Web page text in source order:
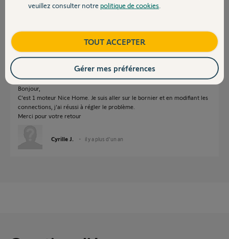
Contact
Quelle motorisation et sur quels bornes sont branchés les fils venant de
il y a plus d'un an
Bonjour,
C'est 1 moteur Nice Home. Je suis aller sur le bornier et en modifiant les
connections, j'ai réussi à régler le problème.
Merci pour votre retour
Cyrille J. il y a plus d'un an
veuillez consulter notre politique de cookies
TOUT ACCEPTER
Gérer mes préférences